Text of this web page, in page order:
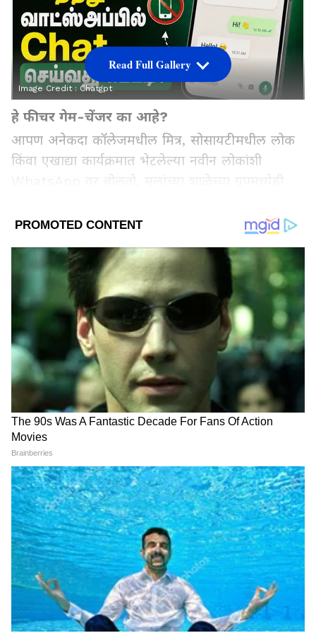
Image Credit : Chatgpt
हे फीचर गेम-चेंजर का आहे?
आपण अनेकदा कॉलेजमधील मित्र, सोसायटीमधील लोक
किंवा एखाद्या कार्यक्रमात भेटलेल्या नवीन लोकांशी
मोबाईल नंबर बँक खात्यांपासून अनेक खासगी गोष्टींशी
अनेकजण कचरतात. पण आता ही चिंता मिटली आहे!
तुम्ही हे युझरनेम फीचर चालू केल्यावर, नवीन लोकांना
किंवा बिझनेस अकाऊंट्सना (Businesses) मेसेज
करताना तुमचा नंबर दिसणार नाही, फक्त युझरनेम दिसेल.
यामुळे WhatsApp मधील एक मोठी प्रायव्हसीची
(Privacy) समस्या दूर झाली आहे.
Add Asianetnews Marathi as a Preferred
Source
2
5
Image Credit :
अतिरिक्त सुरक्षा फीचर्स
Read Full Gallery